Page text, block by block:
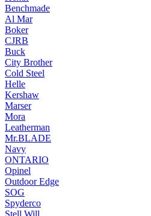
Benchmade
Al Mar
Boker
CJRB
Buck
City Brother
Cold Steel
Helle
Kershaw
Marser
Mora
Leatherman
Mr.BLADE
Navy
ONTARIO
Opinel
Outdoor Edge
SOG
Spyderco
Stell Will